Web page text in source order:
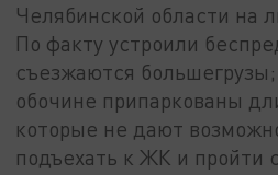
Челябинской области на
По факту устроили
съезжаются
обочине припаркованы
которые не дают
подъехать к ЖК и пройти